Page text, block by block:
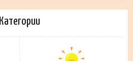
Категории